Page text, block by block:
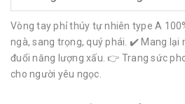
Vòng tay phỉ thúy tự nhiên type A
ngà, sang trọng, quý phái. ✔️ Mang lại
đuổi năng lượng xấu. 👉 Trang sức
cho người yêu ngọc.